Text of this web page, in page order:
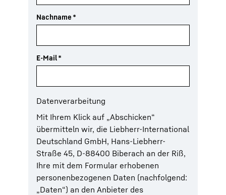
Nachname *
E-Mail*
Datenverarbeitung
Mit Ihrem Klick auf „Abschicken“
übermitteln wir, die Liebherr-International
Deutschland GmbH, Hans-Liebherr-
Straße 45, D-88400 Biberach an der Riß,
Ihre mit dem Formular erhobenen
personenbezogenen Daten (nachfolgend:
„Daten“) an den Anbieter des